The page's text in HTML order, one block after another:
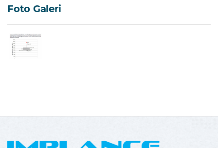
Foto Galeri